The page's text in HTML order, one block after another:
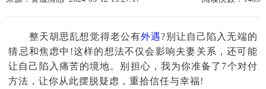
整天胡思乱想觉得老公有外遇?别让自己陷入无端的
猜忌和焦虑中!这样的想法不仅会影响夫妻关系，还可能
让自己陷入痛苦的境地。别担心，我为你准备了7个对付
方法，让你从此摆脱疑虑，重拾信任与幸福!